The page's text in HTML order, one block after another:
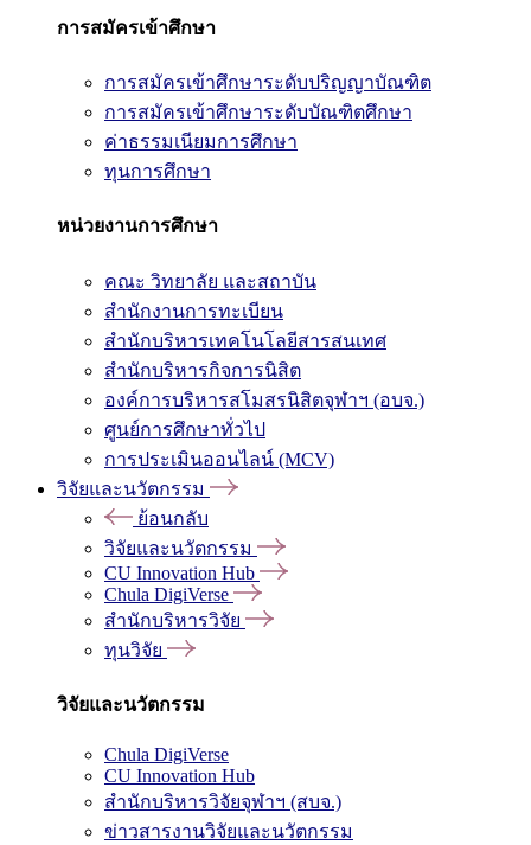
การสมัครเข้าศึกษา
การสมัครเข้าศึกษาระดับปริญญาบัณฑิต
การสมัครเข้าศึกษาระดับบัณฑิตศึกษา
ค่าธรรมเนียมการศึกษา
ทุนการศึกษา
หน่วยงานการศึกษา
คณะ วิทยาลัย และสถาบัน
สำนักงานการทะเบียน
สำนักบริหารเทคโนโลยีสารสนเทศ
สำนักบริหารกิจการนิสิต
องค์การบริหารสโมสรนิสิตจุฬาฯ (อบจ.)
ศูนย์การศึกษาทั่วไป
การประเมินออนไลน์ (MCV)
วิจัยและนวัตกรรม
ย้อนกลับ
วิจัยและนวัตกรรม
CU Innovation Hub
Chula DigiVerse
สำนักบริหารวิจัย
ทุนวิจัย
วิจัยและนวัตกรรม
Chula DigiVerse
CU Innovation Hub
สำนักบริหารวิจัยจุฬาฯ (สบจ.)
ข่าวสารงานวิจัยและนวัตกรรม